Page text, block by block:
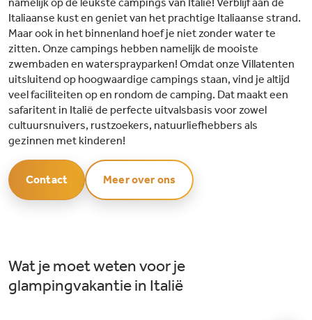
Italiaanse kust en geniet van het prachtige Italiaanse strand.
Maar ook in het binnenland hoef je niet zonder water te
zitten. Onze campings hebben namelijk de mooiste
zwembaden en watersprayparken! Omdat onze Villatenten
uitsluitend op hoogwaardige campings staan, vind je altijd
veel faciliteiten op en rondom de camping. Dat maakt een
safaritent in Italië de perfecte uitvalsbasis voor zowel
cultuursnuivers, rustzoekers, natuurliefhebbers als
gezinnen met kinderen!
Contact Meer over ons
Wat je moet weten voor je
glampingvakantie in Italië